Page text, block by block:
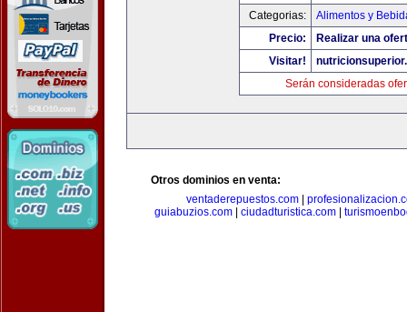
Categorias:
Alimentos y
Precio:
Realizar una
Visitar!
Serán consideradas
Otros dominios en venta:
ventaderepuestos.com
guiabuzios.com| ciudadturistica.com|